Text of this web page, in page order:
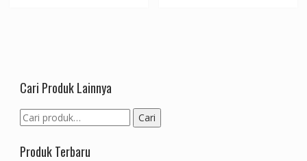
Cari Produk Lainnya
Pencarian
untuk:
Cari
Produk Terbaru